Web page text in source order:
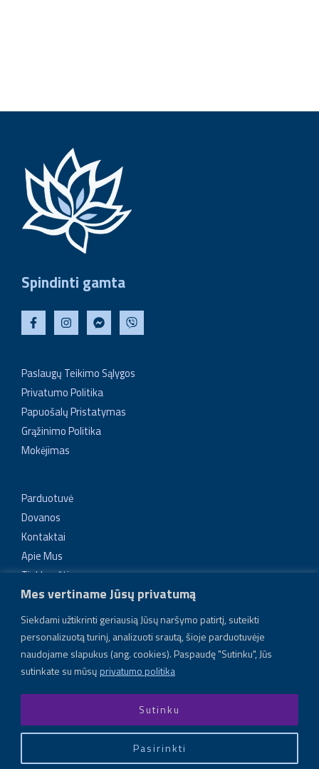
Mes vertiname Jūsų privatumą
Siekdami užtikrinti geriausią Jūsų naršymo patirtį, suteikti
personalizuotą turinį, analizuoti srautą, šioje parduotuvėje
naudojame slapukus (ang. cookies). Paspaudę "Sutinku", Jūs
sutinkate su mūsų privatumo politika
Pasirinkti
Sutinku
Spindinti gamta
Paslaugų Teikimo Sąlygos
Privatumo Politika
Papuošalų Pristatymas
Grąžinimo Politika
Mokėjimas
Parduotuvė
Dovanos
Kontaktai
Apie Mus
Tinklaraštis
Tikroviški ir unikalūs papuošalai
Lengvi, tvirti, vienetiniai dirbiniai, atkartojantys gamtos
elemento formą: uogos, lapelio, gėlės, šakėlės. Naudojama
inovatyvi gamybos technologija – elektroformavimas
Copyright © 2026 Electra Bloom